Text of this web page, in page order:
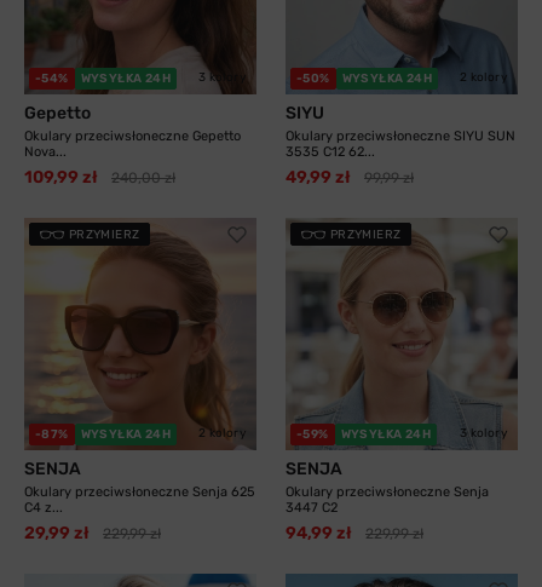
-54% WYSYŁKA 24H 3 kolory
Gepetto
Okulary przeciwsłoneczne Gepetto
Nova...
109,99 zł 240,00 zł
-50% WYSYŁKA 24H 2 kolory
SIYU
Okulary przeciwsłoneczne SIYU SUN
3535 C12 62...
49,99 zł 99,99 zł
PRZYMIERZ
-87% WYSYŁKA 24H 2 kolory
SENJA
Okulary przeciwsłoneczne Senja 625
C4 z...
29,99 zł 229,99 zł
PRZYMIERZ
-59% WYSYŁKA 24H 3 kolory
SENJA
Okulary przeciwsłoneczne Senja
3447 C2
94,99 zł 229,99 zł